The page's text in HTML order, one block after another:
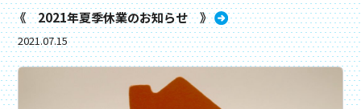
《 2021年夏季休業のお知らせ 》
2021.07.15